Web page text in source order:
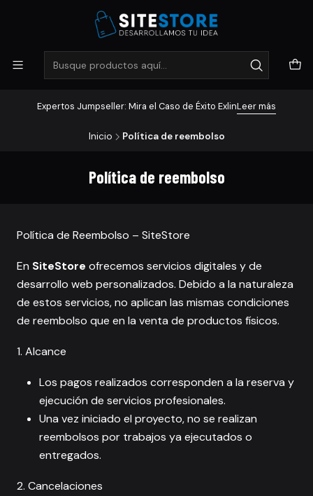
Expertos Jumpseller: Mira el Caso de Éxito ExlinLeer más
Inicio Política de reembolso
Política de reembolso
Política de Reembolso – SiteStore
En SiteStore ofrecemos servicios digitales y de
desarrollo web personalizados. Debido a la naturaleza
de estos servicios, no aplican las mismas condiciones
de reembolso que en la venta de productos físicos.
1. Alcance
Los pagos realizados corresponden a la reserva y
ejecución de servicios profesionales.
Una vez iniciado el proyecto, no se realizan
reembolsos por trabajos ya ejecutados o
entregados.
2. Cancelaciones